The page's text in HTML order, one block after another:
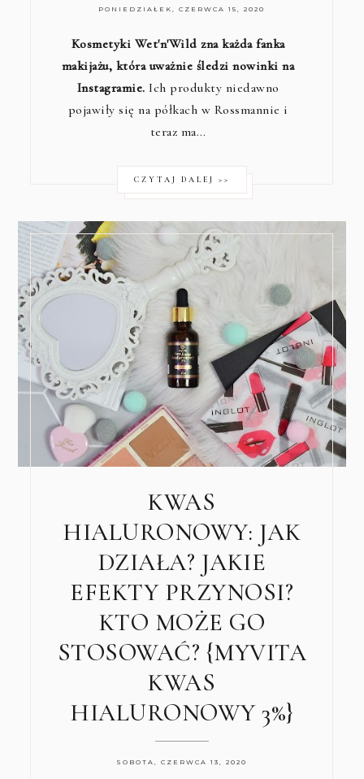
PONIEDZIAŁEK, CZERWCA 15, 2020
Kosmetyki Wet'n'Wild zna każda fanka
makijażu, która uważnie śledzi nowinki na
Instagramie.Ich produkty niedawno
pojawiły się na półkach w Rossmannie i
teraz ma…
CZYTAJ DALEJ >>
KWAS
HIALURONOWY: JAK
DZIAŁA? JAKIE
EFEKTY PRZYNOSI?
KTO MOŻE GO
STOSOWAĆ? {MYVITA
KWAS
HIALURONOWY 3%}
SOBOTA, CZERWCA 13, 2020